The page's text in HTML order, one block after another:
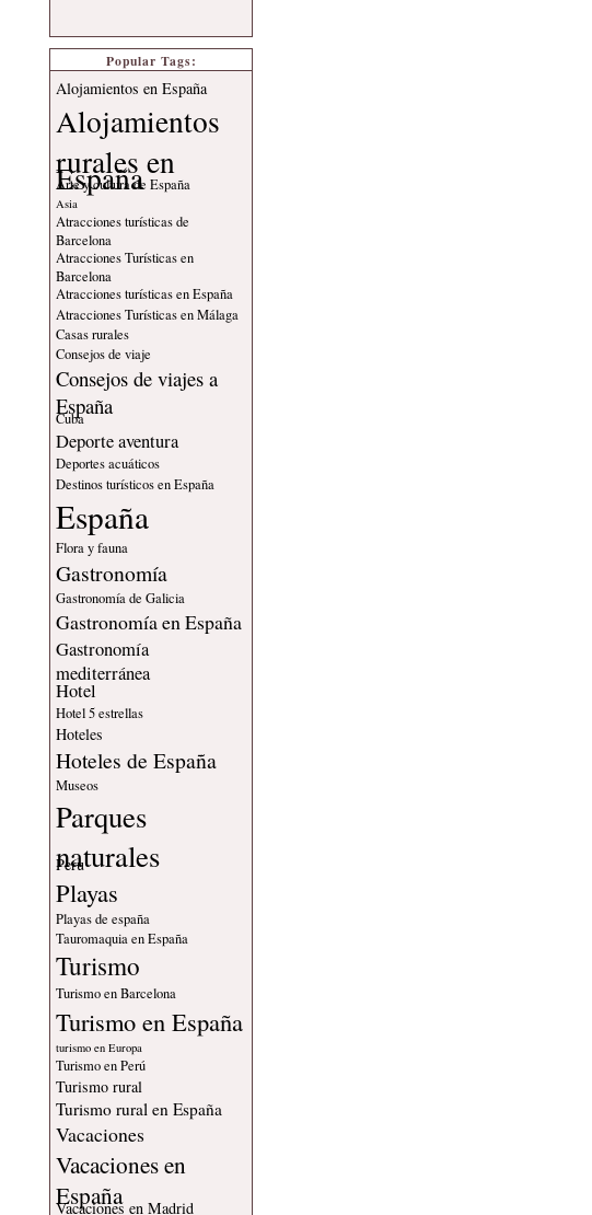
Popular Tags:
Alojamientos en España
Alojamientos
rurales en
España
Arte y cultura de España
Asia
Atracciones turísticas de
Barcelona
Atracciones Turísticas en
Barcelona
Atracciones turísticas en España
Atracciones Turísticas en Málaga
Casas rurales
Consejos de viaje
Consejos de viajes a
España
Cuba
Deporte aventura
Deportes acuáticos
Destinos turísticos en España
España
Flora y fauna
Gastronomía
Gastronomía de Galicia
Gastronomía en España
Gastronomía
mediterránea
Hotel
Hotel 5 estrellas
Hoteles
Hoteles de España
Museos
Parques
naturales
Peru
Playas
Playas de españa
Tauromaquia en España
Turismo
Turismo en Barcelona
Turismo en España
turismo en Europa
Turismo en Perú
Turismo rural
Turismo rural en España
Vacaciones
Vacaciones en
España
Vacaciones en Madrid